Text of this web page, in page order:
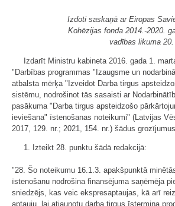
Izdoti saskaņā ar Eiropas
Kohēzijas fonda 2014.-2020.
vadības likuma
Izdarīt Ministru kabineta 2016. gada 1.
"Darbības programmas "Izaugsme un
atbalsta mērķa "Izveidot Darba tirgus
sistēmu, nodrošinot tās sasaisti ar
pasākuma "Darba tirgus apsteidzošo
ieviešana" īstenošanas noteikumi" (Latvijas
2017, 129. nr.; 2021, 154. nr.) šādus
1. Izteikt 28. punktu šādā redakcijā:
"28. Šo noteikumu 16.1.3. apakšpunktā
īstenošanu nodrošina finansējuma saņēmēja
sniedzējs, kas veic ekspresaptaujas, kā arī
aptauju, lai atjaunotu darba tirgus īstermiņa